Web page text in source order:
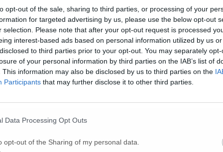
opt-out of the sale, sharing to third parties, or processing of your
for targeted advertising by us, please use the below opt-out
selection. Please note that after your opt-out request is processed
interest-based ads based on personal information utilized by us
to third parties prior to your opt-out. You may separately
of your personal information by third parties on the IAB’s list of
This information may also be disclosed by us to third parties on the
Participants that may further disclose it to other third parties.
Data Processing Opt Outs
opt-out of the Sharing of my personal data.
gli ospedali di Senigallia, Jesi e
“sbloccato” anche l’Abruzzo
un secondo fa la differenza